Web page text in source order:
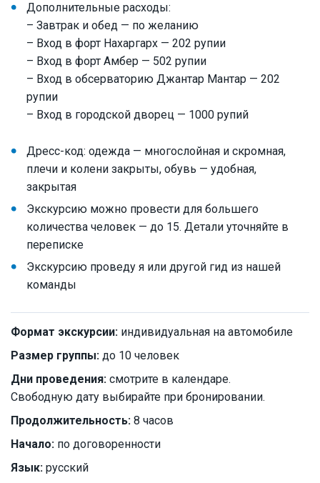
Дополнительные расходы:
– Завтрак и обед — по желанию
– Вход в форт Нахаргарх — 202 рупии
– Вход в форт Амбер — 502 рупии
– Вход в обсерваторию Джантар Мантар — 202
рупии
– Вход в городской дворец — 1000 рупий
Дресс-код: одежда — многослойная и скромная,
плечи и колени закрыты, обувь — удобная,
закрытая
Экскурсию можно провести для большего
количества человек — до 15. Детали уточняйте в
переписке
Экскурсию проведу я или другой гид из нашей
команды
Формат экскурсии: индивидуальная на автомобиле
Размер группы: до 10 человек
Дни проведения: смотрите в календаре.
Свободную дату выбирайте при бронировании.
Продолжительность: 8 часов
Начало: по договоренности
Язык: русский